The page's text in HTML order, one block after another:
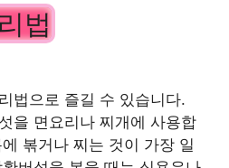
법
법으로 즐길 수 있습니다.
을 면요리나 찌개에 사용합
볶거나 찌는 것이 가장 일